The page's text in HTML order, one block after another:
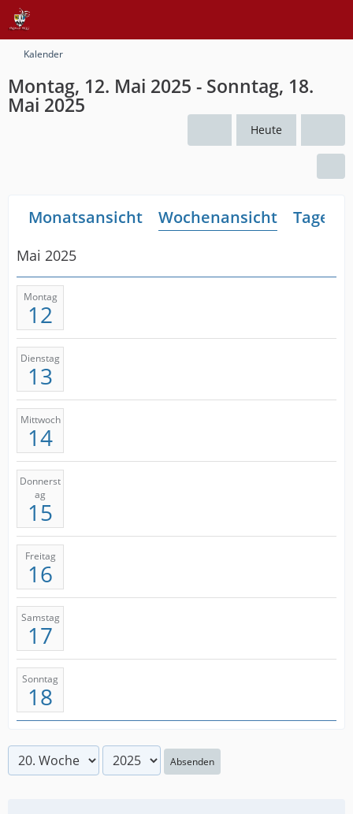
Kalender
Montag, 12. Mai 2025 - Sonntag, 18.
Mai 2025
Heute
Monatsansicht Wochenansicht
Mai 2025
Montag
12
Dienstag
13
Mittwoch
14
Donnerst
ag
15
Freitag
16
Samstag
17
Sonntag
18
Absenden